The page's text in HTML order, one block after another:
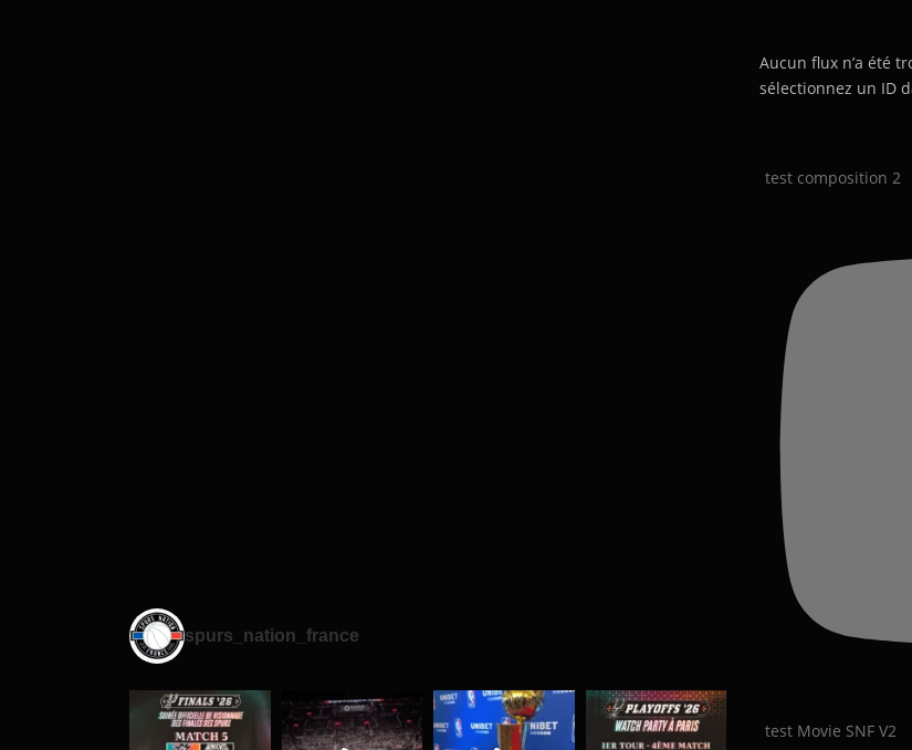
spurs_nation_france
Aucun flux n’a été
sélectionnez un ID
test composition 2
test Movie SNF V2